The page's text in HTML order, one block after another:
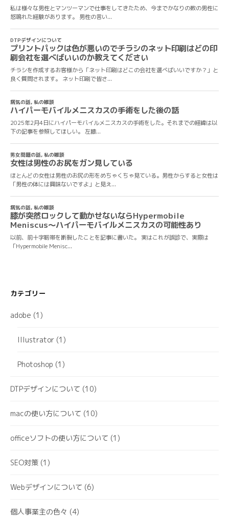
カテゴリー
adobe (1)
Illustrator (1)
Photoshop (1)
DTPデザインについて (10)
macの使い方について (10)
officeソフトの使い方について (1)
SEO対策 (1)
Webデザインについて (6)
個人事業主の色々 (4)